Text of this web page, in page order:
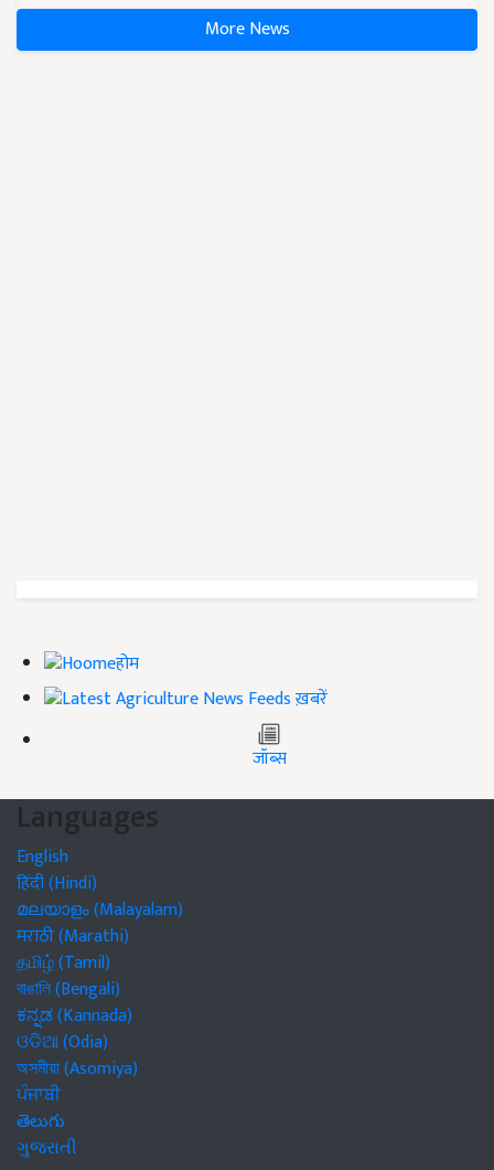
More News
होम
ख़बरें
जॉब्स
Languages
English
हिंदी (Hindi)
മലയാളം (Malayalam)
मराठी (Marathi)
தமிழ் (Tamil)
বাঙালি (Bengali)
ಕನ್ನಡ (Kannada)
ଓଡିଆ (Odia)
অসমীয়া (Asomiya)
ਪੰਜਾਬੀ
తెలుగు
ગુજરાતી